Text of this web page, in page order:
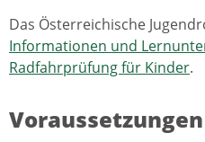
Das Österreichische
Informationen und
Radfahrprüfung für Kinder.
Voraussetzungen